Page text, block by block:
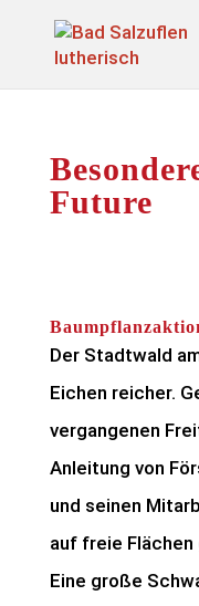
Future
Der Stadtwald
Eichen reicher.
vergangenen
Anleitung von
und seinen
auf freie
Eine große